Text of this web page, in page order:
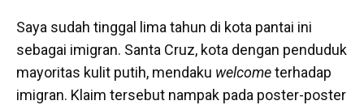
Saya sudah tinggal lima tahun di kota pantai ini
sebagai imigran. Santa Cruz, kota dengan penduduk
mayoritas kulit putih, mendaku welcometerhadap
imigran. Klaim tersebut nampak pada poster-poster